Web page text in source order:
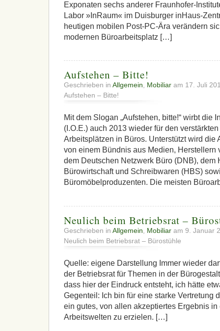
Exponaten sechs anderer Fraunhofer-
Labor »InRaum« im Duisburger inHaus-
heutigen mobilen Post-PC-Ära verändern
modernen Büroarbeitsplatz […]
Aufstehen – Bitte!
Geschrieben in Allgemein, Mobiliar am 17. Juli
Aufstehen – Bitte!
Mit dem Slogan „Aufstehen, bitte!“ wirbt die
(I.O.E.) auch 2013 wieder für den
Arbeitsplätzen in Büros. Unterstützt wird die
von einem Bündnis aus Medien, Herstellern
dem Deutschen Netzwerk Büro (DNB), dem
Bürowirtschaft und Schreibwaren (HBS)
Büromöbelproduzenten. Die meisten
Neulich beim Betriebsrat –
Geschrieben in Allgemein Mobiliar am 9. Januar
Neulich beim Betriebsrat – Bürostühle
Quelle: eigene Darstellung Immer wieder
der Betriebsrat für Themen in der
dass hier der Eindruck entsteht, ich hätte
Gegenteil: Ich bin für eine starke Vertretung
ein gutes, von allen akzeptiertes Ergebnis
Arbeitswelten zu erzielen. […]